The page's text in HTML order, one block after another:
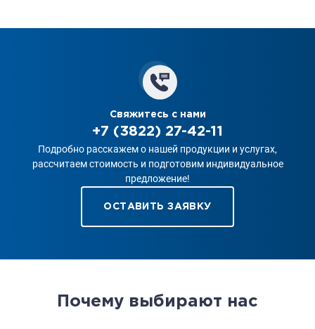
Свяжитесь с нами
+7 (3822) 27-42-11
Подробно расскажем о нашей продукции и услугах,
рассчитаем стоимость и подготовим индивидуальное
предложение!
ОСТАВИТЬ ЗАЯВКУ
Почему выбирают нас